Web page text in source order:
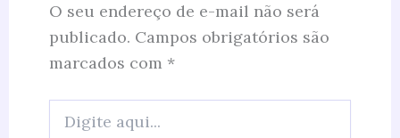
O seu endereço de e-mail não será
publicado. Campos obrigatórios são
marcados com *
aqui...